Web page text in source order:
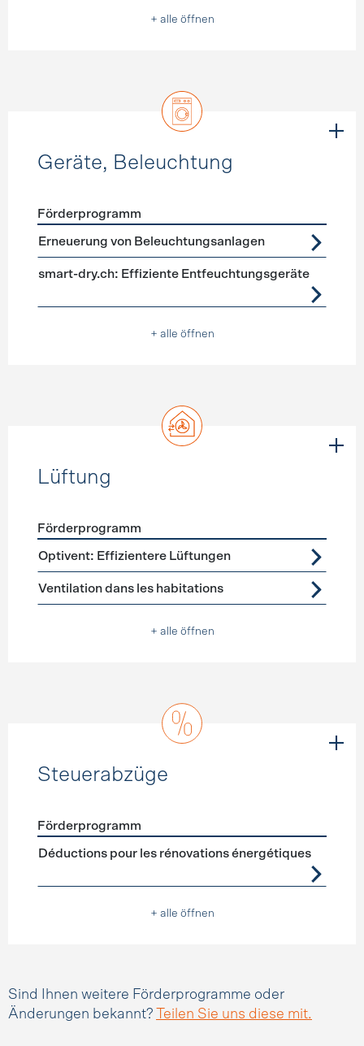
+ alle öffnen
Geräte, Beleuchtung
Förderprogramme Geräte, Beleuchtung
Förderprogramm
Erneuerung von Beleuchtungsanlagen
smart-dry.ch: Effiziente Entfeuchtungsgeräte
+ alle öffnen
Lüftung
Förderprogramme Lüftung
Förderprogramm
Optivent: Effizientere Lüftungen
Ventilation dans les habitations
+ alle öffnen
Steuerabzüge
Förderprogramme Steuerabzüge
Förderprogramm
Déductions pour les rénovations énergétiques
+ alle öffnen
Sind Ihnen weitere Förderprogramme oder
Änderungen bekannt?
Teilen Sie uns diese mit.